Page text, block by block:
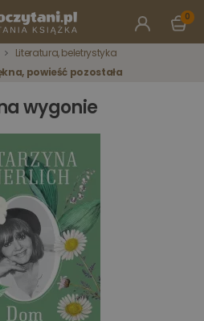
0
Literatura, beletrystyka
powieść pozostała
wygonie